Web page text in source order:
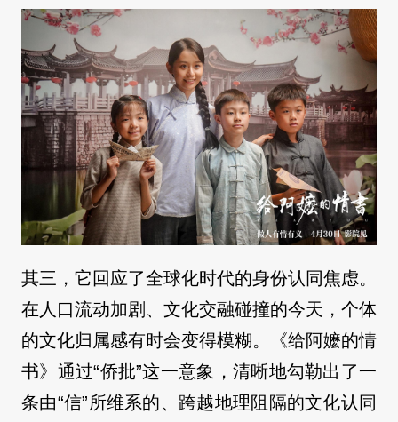
其三，它回应了全球化时代的身份认同焦虑。
在人口流动加剧、文化交融碰撞的今天，个体
的文化归属感有时会变得模糊。《给阿嬷的情
书》通过“侨批”这一意象，清晰地勾勒出了一
条由“信”所维系的、跨越地理阻隔的文化认同